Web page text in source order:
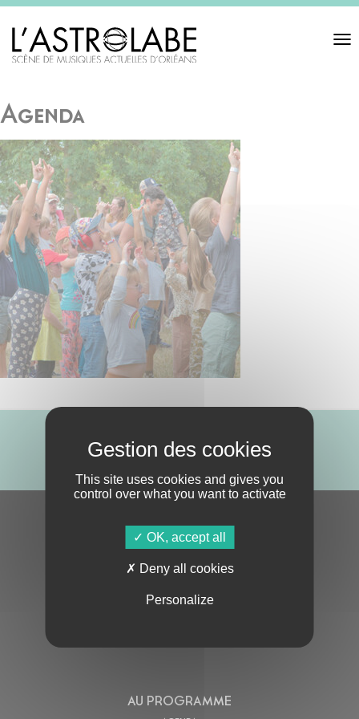
Toggle
Agenda
ABONNE-TOI !
S'ABONNER À LA NEWSLETTER
AU PROGRAMME
This site uses cookies and gives you
control over what you want to activate
OK, accept all
Deny all cookies
Personalize